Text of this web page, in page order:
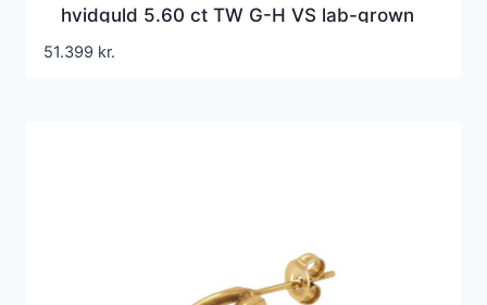
hvidguld 5.60 ct TW G-H VS lab-grown
diamanter
51.399 kr.